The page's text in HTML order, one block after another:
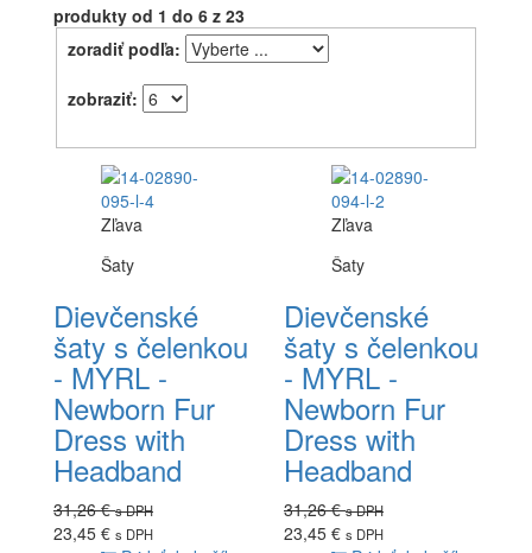
produkty od 1 do 6 z 23
zoradiť podľa:
zobraziť:
Zľava
Šaty
Dievčenské
šaty s čelenkou
- MYRL -
Newborn Fur
Dress with
Headband
31,26 €s DPH
23,45 € s DPH
Zľava
Šaty
Dievčenské
šaty s čelenkou
- MYRL -
Newborn Fur
Dress with
Headband
31,26 €s DPH
23,45 € s DPH